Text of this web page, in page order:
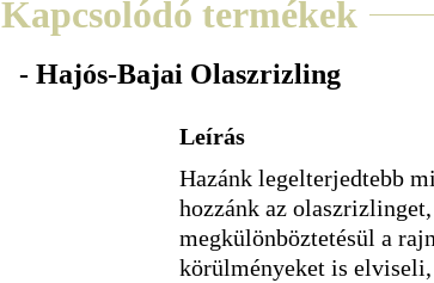
Kapcsolódó termékek
- Hajós-Bajai Olaszrizling
Leírás
Hazánk legelterjedtebb
hozzánk az
megkülönböztetésül a
körülményeket is